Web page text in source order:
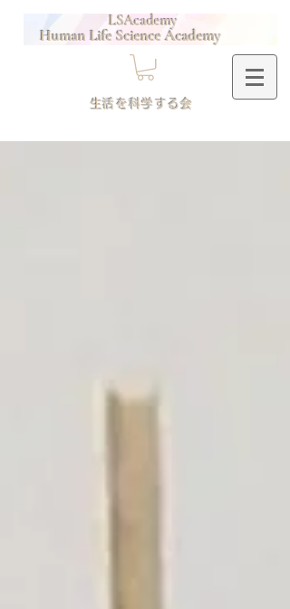
Human Life Science Academy
LSAcademy
​生活を科学する会